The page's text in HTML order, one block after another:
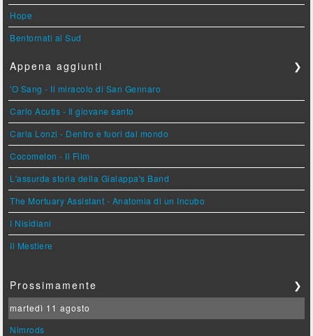
Hope
Bentornati al Sud
Appena aggiunti ❯
'O Sang - Il miracolo di San Gennaro
Carlo Acutis - Il giovane santo
Carla Lonzi - Dentro e fuori dal mondo
Cocomelon - Il Film
L'assurda storia della Gialappa's Band
The Mortuary Assistant - Anatomia di un Incubo
I Nisidiani
Il Mestiere
Prossimamente ❯
martedì 11 agosto
Nimrods